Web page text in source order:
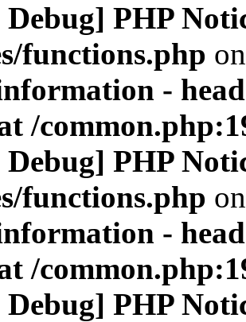
PHP
functions.php
-
/
PHP
functions.php
-
/
PHP